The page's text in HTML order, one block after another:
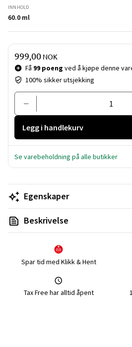
INNHOLD
60.0 ml
Pris og mengde
Få 99 poeng ved å kjøpe denne
100% sikker utsjekking
999,00 NOK
Legg i handlekurv
Se varebeholdning på alle butikker
Egenskaper
Beskrivelse
Spar tid med Klikk & Hent
Tax Free har alltid åpent